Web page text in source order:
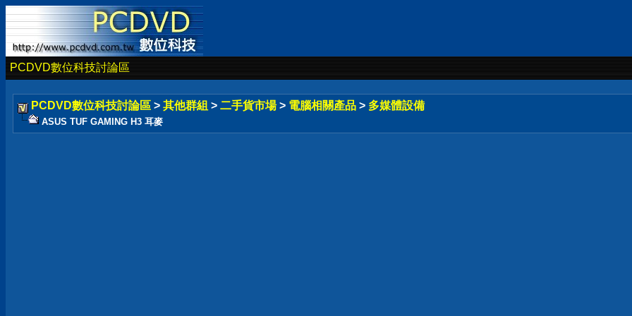
PCDVD數位科技討論區
PCDVD數位科技討論區 > 其他群組 > 二手貨市場 > 電腦相關產品 > 多媒體設備
ASUS TUF GAMING H3 耳麥